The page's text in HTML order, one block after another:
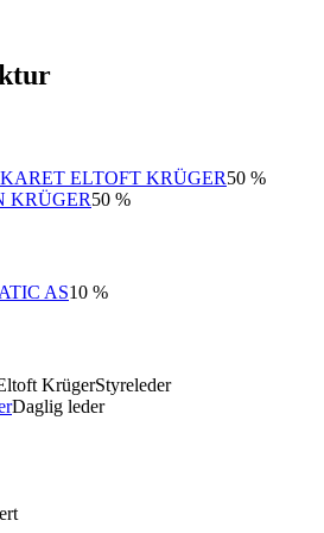
ELTOFT KRÜGER50 %
KRÜGER50 %
AS10 %
KrügerStyreleder
Daglig leder